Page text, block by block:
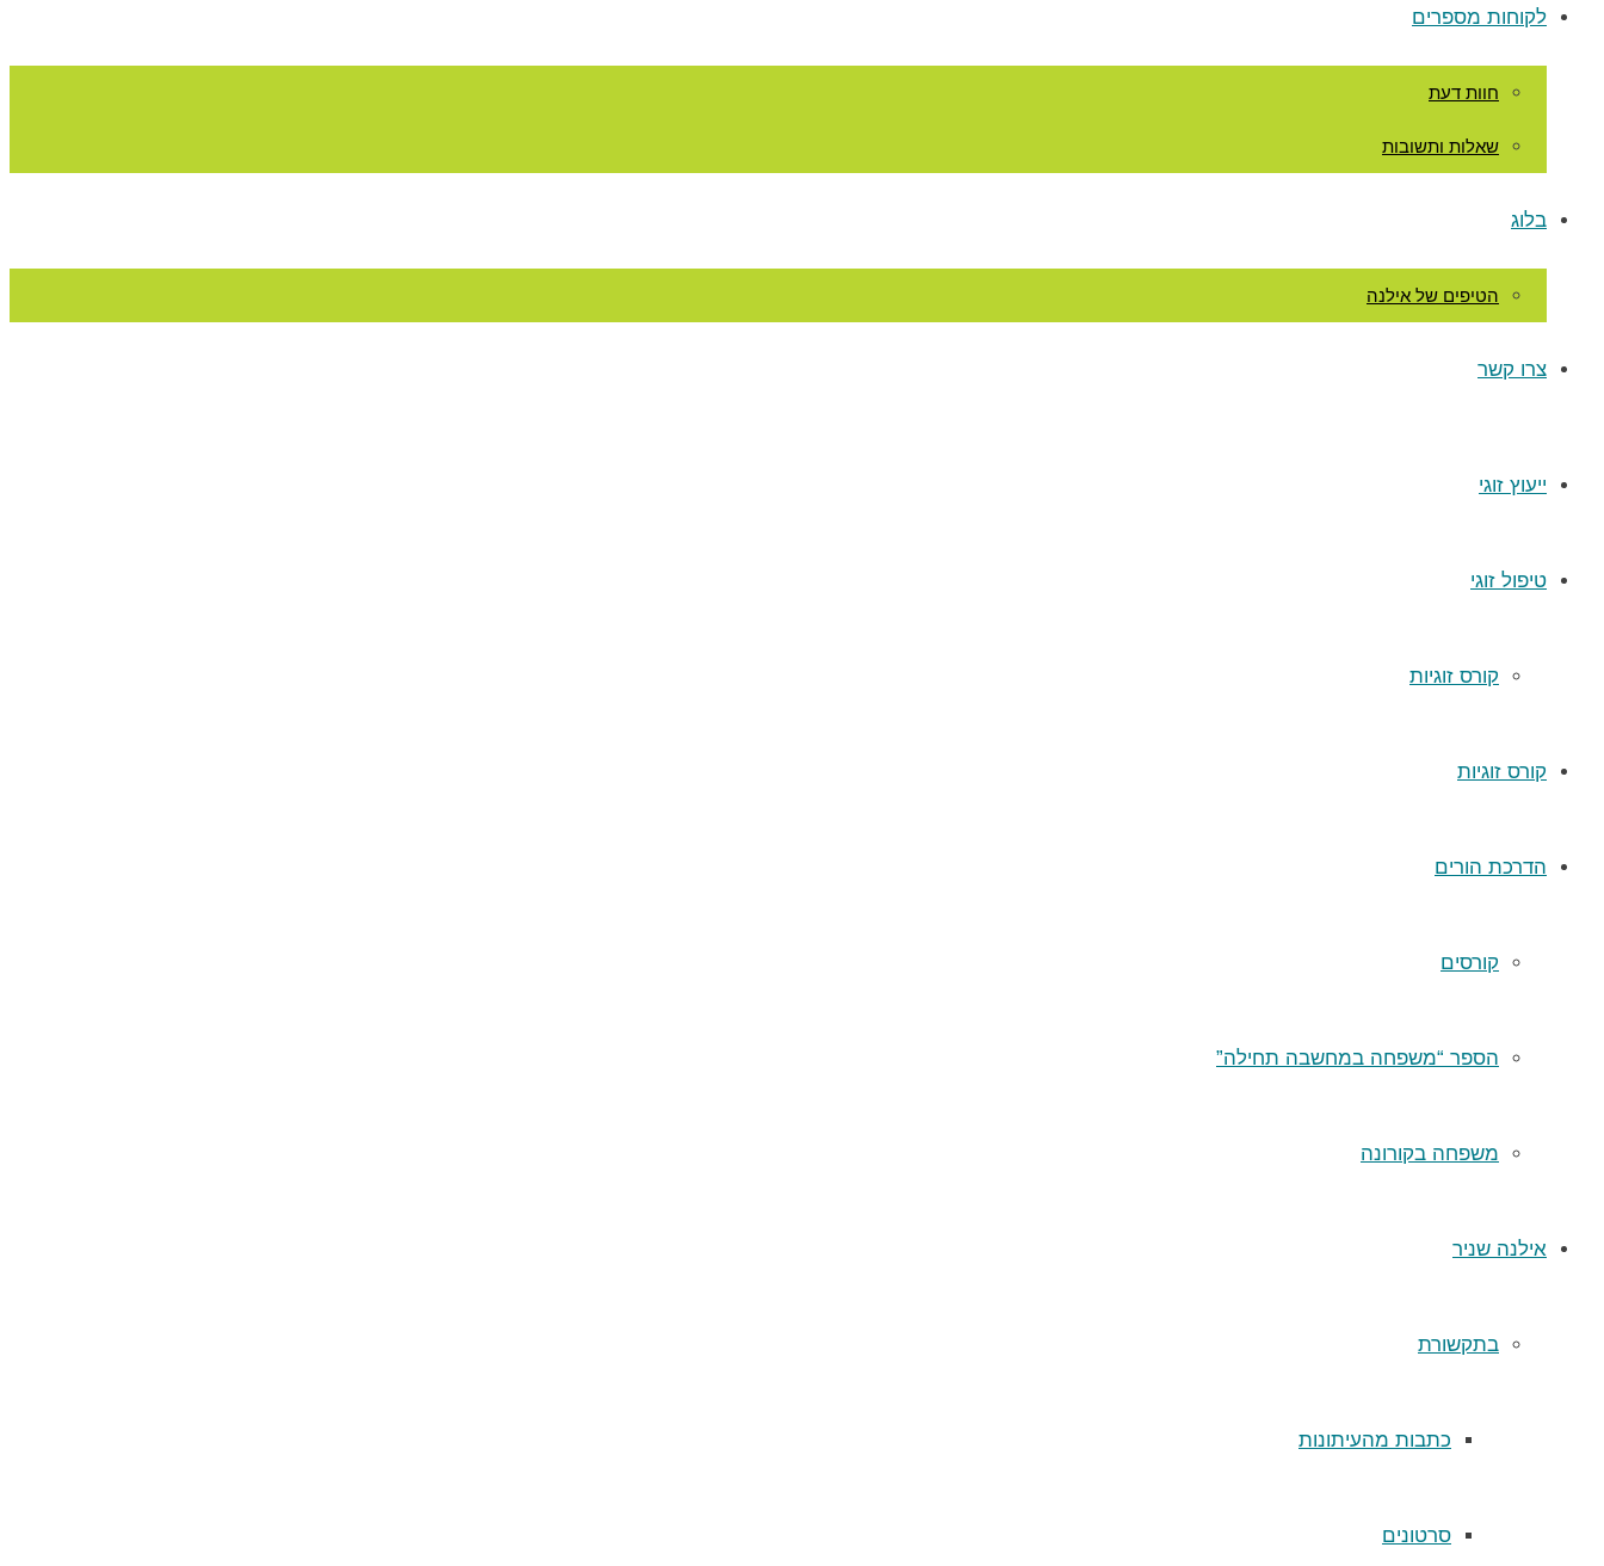
לקוחות מספרים
חוות דעת
שאלות ותשובות
בלוג
הטיפים של אילנה
צרו קשר
ייעוץ זוגי
טיפול זוגי
קורס זוגיות
קורס זוגיות
הדרכת הורים
קורסים
הספר “משפחה במחשבה תחילה”
משפחה בקורונה
אילנה שניר
בתקשורת
כתבות מהעיתונות
סרטונים